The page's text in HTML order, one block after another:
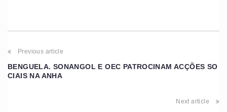
Previous article
BENGUELA. SONANGOL E OEC PATROCINAM ACÇÕES SO
CIAIS NA ANHA
Next article